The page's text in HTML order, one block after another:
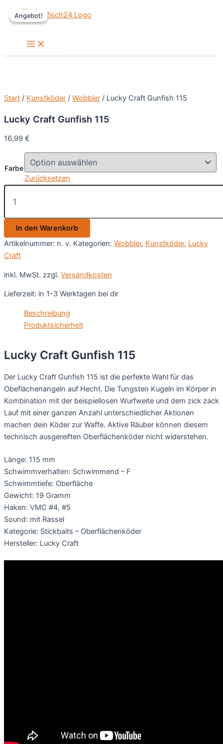
Inhalt
Main
Menu
Start / Kunstköder / Wobbler / Lucky Craft Gunfish 115
Lucky Craft Gunfish 115
16,99 €
Farbe
Zurücksetzen
Lucky
Craft
115
MengeIn den Warenkorb
Artikelnummer: n. v. Kategorien: Wobbler, Kunstköder, Lucky
Craft
inkl. MwSt. zzgl. Versandkosten
Lieferzeit: in 1-3 Werktagen bei dir
Beschreibung
Produktsicherheit
Lucky Craft Gunfish 115
Der Lucky Craft Gunfish 115 ist die perfekte Wahl für das
Obeflächenangeln auf Hecht. Die Tungsten Kugeln im Körper in
Kombination mit der beispiellosen Wurfweite und dem zick zack
Lauf mit einer ganzen Anzahl unterschiedlicher Aktionen
machen dein Köder zur Waffe. Aktive Räuber können diesem
technisch ausgereiften Oberflächenköder nicht widerstehen.
Länge: 115 mm
Schwimmverhalten: Schwimmend – F
Schwimmtiefe: Oberfläche
Gewicht: 19 Gramm
Haken: VMC #4, #5
Sound: mit Rassel
Kategorie: Stickbaits – Oberflächenköder
Hersteller: Lucky Craft
Angebot!
Angebot!